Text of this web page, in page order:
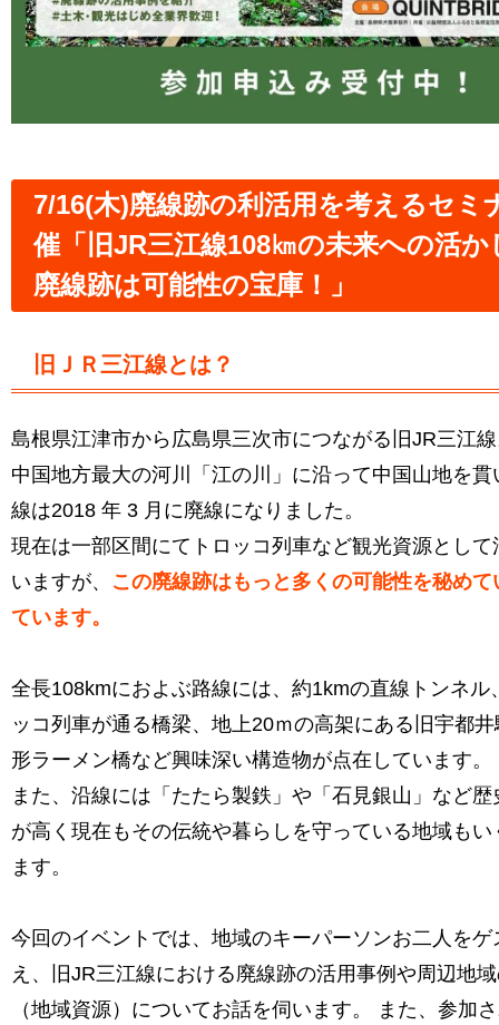
7/16(木)廃線跡の利活用を考えるセミ
催「旧JR三江線108㎞の未来への活か
廃線跡は可能性の宝庫！」
旧ＪＲ三江線とは？
島根県江津市から広島県三次市につながる旧JR三江
中国地方最大の河川「江の川」に沿って中国山地を貫
線は2018 年 3 月に廃線になりました。
現在は一部区間にてトロッコ列車など観光資源として
いますが、 この廃線跡はもっと多くの可能性を秘めて
ています。
全長108kmにおよぶ路線には、約1kmの直線トンネル
ッコ列車が通る橋梁、地上20ｍの高架にある旧宇都
形ラーメン橋など興味深い構造物が点在しています。
また、沿線には「たたら製鉄」や「石見銀山」など歴
が高く現在もその伝統や暮らしを守っている地域もい
ます。
今回のイベントでは、地域のキーパーソンお二人をゲ
え、旧JR三江線における廃線跡の活用事例や周辺地
（地域資源）についてお話を伺います。 また、参加